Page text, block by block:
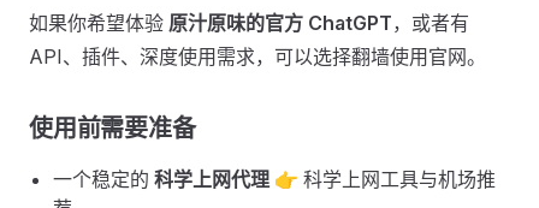
如果你希望体验 原汁原味的官方 ChatGPT，或者有
API、插件、深度使用需求，可以选择翻墙使用官网。
使用前需要准备 ​
一个稳定的 科学上网代理 👉 科学上网工具与机场推